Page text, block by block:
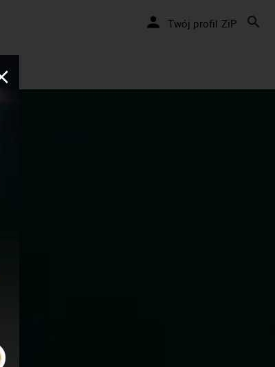
Twój profil ZiP